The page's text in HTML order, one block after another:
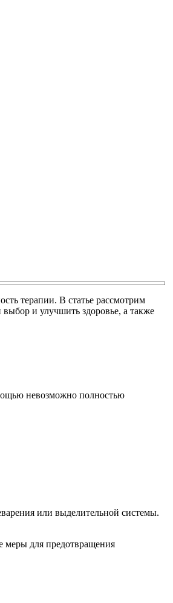
терапии. В статье рассмотрим
и улучшить здоровье, а также
невозможно полностью
или выделительной системы.
меры для предотвращения